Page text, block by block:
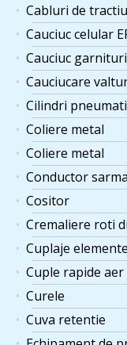
Cabluri de
Cauciuc celular
Cauciuc
Cauciucare
Cilindri
Coliere metal
Coliere metal
Conductor
Cositor
Cremaliere roti
Cuplaje
Cuple rapide
Curele
Cuva retentie